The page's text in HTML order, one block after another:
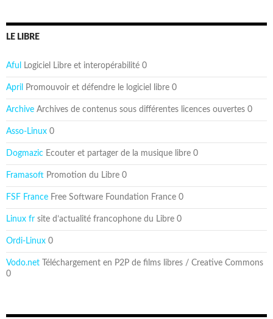
LE LIBRE
Aful Logiciel Libre et interopérabilité 0
April Promouvoir et défendre le logiciel libre 0
Archive Archives de contenus sous différentes licences ouvertes 0
Asso-Linux 0
Dogmazic Ecouter et partager de la musique libre 0
Framasoft Promotion du Libre 0
FSF France Free Software Foundation France 0
Linux fr site d’actualité francophone du Libre 0
Ordi-Linux 0
Vodo.net Téléchargement en P2P de films libres / Creative Commons
0